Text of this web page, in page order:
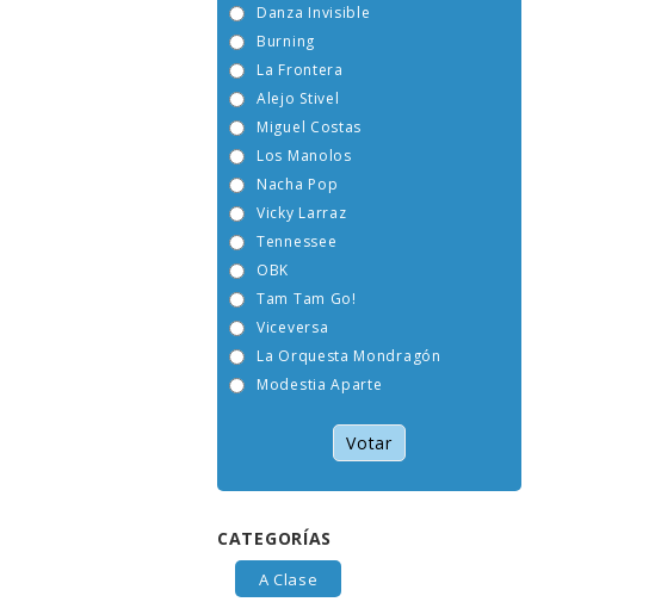
Danza Invisible
Burning
La Frontera
Alejo Stivel
Miguel Costas
Los Manolos
Nacha Pop
Vicky Larraz
Tennessee
OBK
Tam Tam Go!
Viceversa
La Orquesta Mondragón
Modestia Aparte
Votar
CATEGORÍAS
A Clase